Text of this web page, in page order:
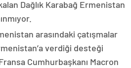
Dağlık Karabağ Ermenistan
arasındaki çatışmalar
verdiği desteği
Cumhurbaşkanı Macron